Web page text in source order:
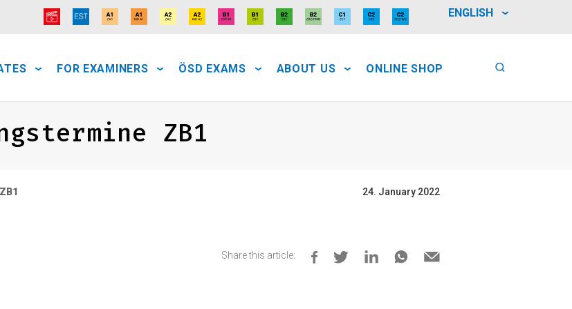
ENGLISH
FOR EXAMINERS ÖSD EXAMS ABOUT US ONLINE SHOP
ZB1
24. January 2022
Share this article: